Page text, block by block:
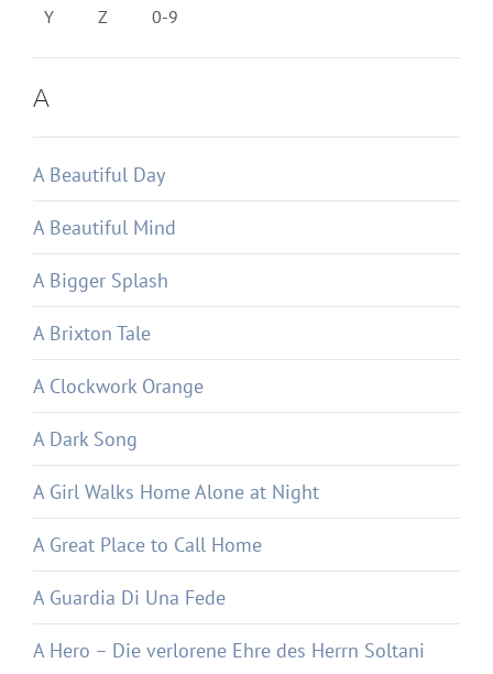
Y
Z 0-9
A
A Beautiful Day
A Beautiful Mind
A Bigger Splash
A Brixton Tale
A Clockwork Orange
A Dark Song
A Girl Walks Home Alone at Night
A Great Place to Call Home
A Guardia Di Una Fede
A Hero – Die verlorene Ehre des Herrn Soltani